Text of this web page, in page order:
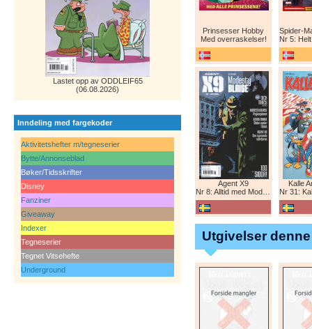
Lastet opp av ODDLEIF65
(06.08.2026)
Inndeling med fargekoder
Aktivitetshefter m/tegneserier
Bytte/Annonseblad
Bøker/Tidsskrifter
Disney
Fanziner
Giveaway
Indexer
Tegneserier
Tegnet Vitsehefte
Underground
Prinsesser Hobby
Med overraskelser!
Nr 5: Helt ny
Agent X9
Nr 8: Alltid med Modesty Blaise
Kalle
Nr 31:
Utgivelser